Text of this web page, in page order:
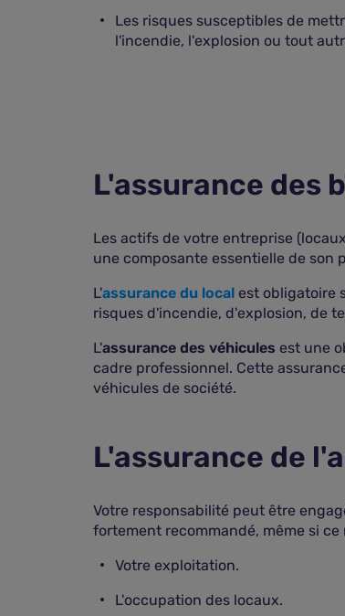
Les risques susceptibles de
l'incendie, l'explosion ou tout
L'assurance des
Les actifs de votre entreprise
une composante essentielle de son
L'assurance du local est obligatoire
risques d'incendie, d'explosion, de
L'assurance des véhicules est une
cadre professionnel. Cette
véhicules de société.
L'assurance de
Votre responsabilité peut être
fortement recommandé, même si
Votre exploitation.
L'occupation des locaux.